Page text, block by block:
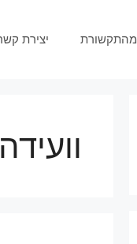
מהתקשורת יצירת